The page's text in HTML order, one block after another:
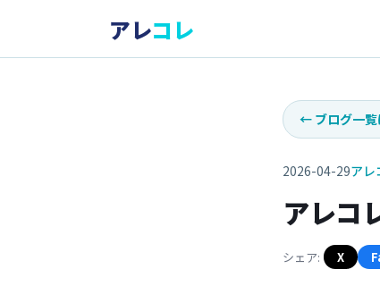
アレコレ
← ブログ一
2026-04-29アレ
アレコ
シェア: X